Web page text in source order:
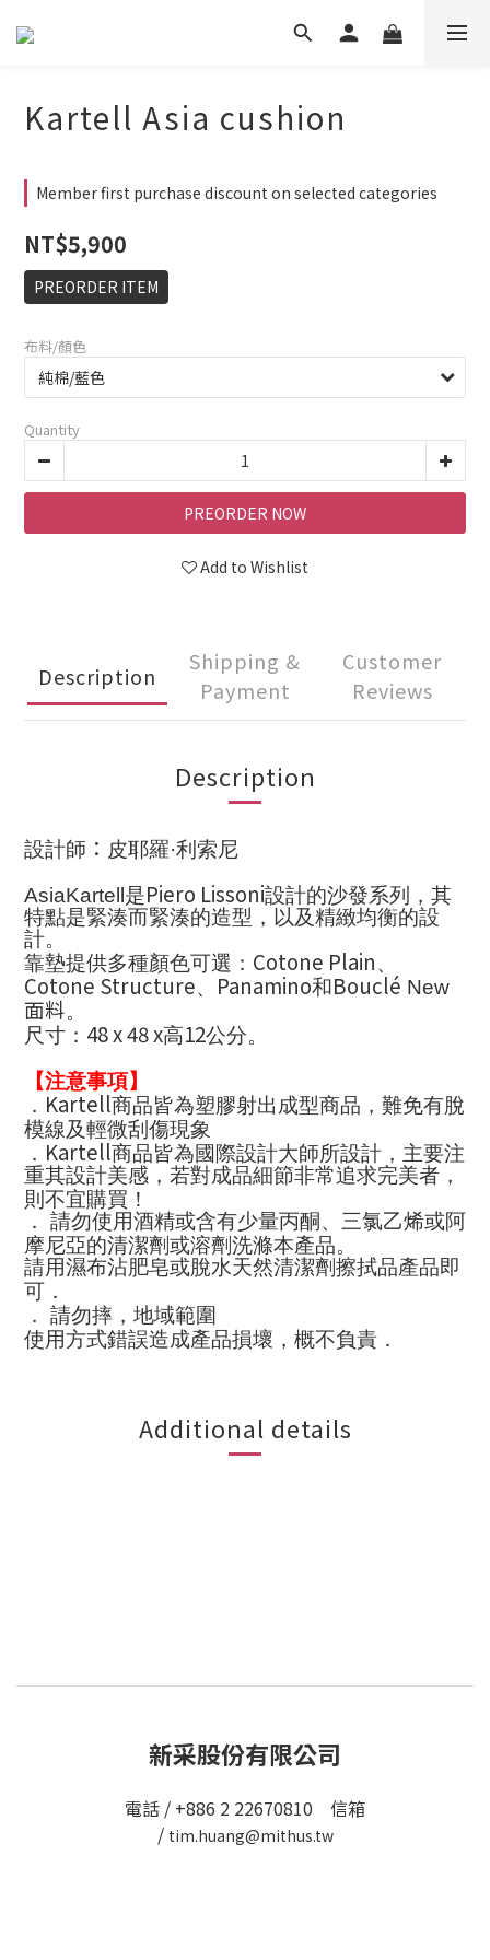
Kartell Asia cushion
Member first purchase discount on selected categories
NT$5,900
PREORDER ITEM
布料/顏色
Quantity
PREORDER NOW
Add to Wishlist
Description
Shipping &
Payment
Customer
Reviews
Description
設計師 ： 皮耶羅·利索尼
AsiaKartell 是Piero Lissoni設計的沙發系列，其
特點是緊湊而緊湊的造型，以及精緻均衡的設
計。
靠墊提供多種顏色可選： Cotone Plain、
Cotone Structure、 Panamino和Bouclé New
面料。
尺寸： 48 x 48 x高12公分。
【注意事項】
． Kartell商品皆為塑膠射出成型商品，難免有脫
模線及輕微刮傷現象
． Kartell商品皆為國際設計大師所設計，主要注
重其設計美感，若對成品細節非常追求完美者，
則不宜購買！
． 請勿使用酒精或含有少量丙酮、三氯乙烯或阿
摩尼亞的清潔劑或溶劑洗滌本產品。
請用濕布沾肥皂或脫水天然清潔劑擦拭品產品​​即
可．
． 請勿摔，地域範圍
使用方式錯誤造成產品損壞，概不負責．
Additional details
新采股份有限公司
電話 / +886 2 22670810 信箱
/ tim.huang@mithus.tw